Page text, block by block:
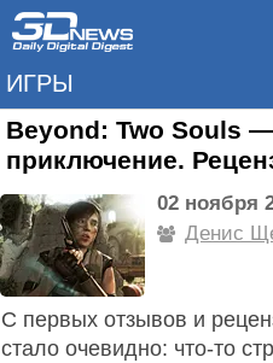
ИГРЫ
Beyond: Two Souls
приключение.
02 ноября
Денис
С первых отзывов и
стало очевидно: что-то